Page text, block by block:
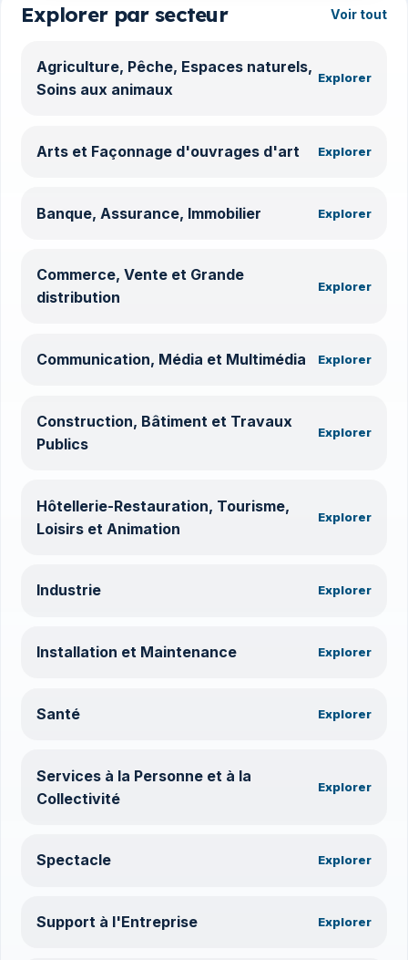
Explorer par secteur Voir tout
Agriculture, Pêche, Espaces naturels,
Soins aux animaux
Explorer
Arts et Façonnage d'ouvrages d'art Explorer
Banque, Assurance, Immobilier Explorer
Commerce, Vente et Grande
distribution
Explorer
Communication, Média et Multimédia Explorer
Construction, Bâtiment et Travaux
Publics
Explorer
Hôtellerie-Restauration, Tourisme,
Loisirs et Animation
Explorer
Industrie Explorer
Installation et Maintenance Explorer
Santé Explorer
Services à la Personne et à la
Collectivité
Explorer
Spectacle Explorer
Support à l'Entreprise Explorer